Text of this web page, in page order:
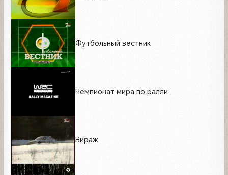
Футбольный вестник
Чемпионат мира по ралли
Вираж